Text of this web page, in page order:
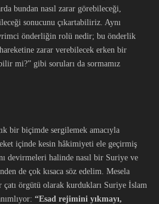
bundan nasıl zarar görebileceği,
sonucunu çıkartabiliriz. Aynı
önderliğin rolü nedir; bu önderlik
zarar verebilecek erken bir
mi?” gibi soruları da sormamız
bir biçimde sergilemek amacıyla
içinde kesin hâkimiyeti ele geçirmiş
devirmeleri halinde nasıl bir Suriye ve
de çok kısaca söz edelim. Mesela
çatı örgütü olarak kurdukları Suriye İslam
“Esad rejimini yıkmayı,